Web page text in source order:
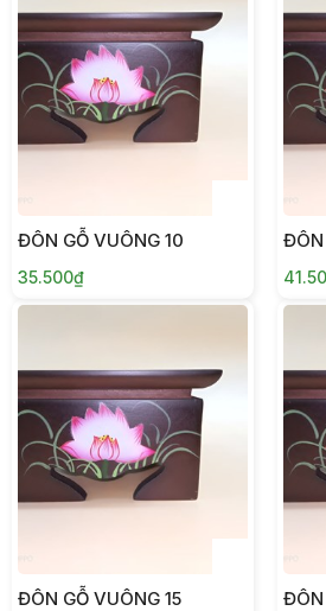
ĐÔN GỖ VUÔNG 10
35.500₫
ĐÔN
ĐÔN GỖ VUÔNG 15 ĐÔN